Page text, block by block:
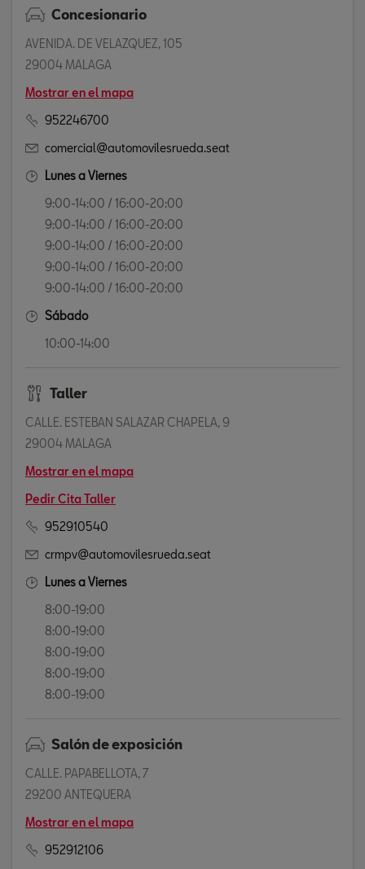
Concesionario
AVENIDA. DE VELAZQUEZ, 105
29004 MALAGA
Mostrar en el mapa
952246700
comercial@automovilesrueda.seat
Lunes a Viernes
9:00-14:00 / 16:00-20:00
9:00-14:00 / 16:00-20:00
9:00-14:00 / 16:00-20:00
9:00-14:00 / 16:00-20:00
9:00-14:00 / 16:00-20:00
Sábado
10:00-14:00
Taller
CALLE. ESTEBAN SALAZAR CHAPELA, 9
29004 MALAGA
Mostrar en el mapa
Pedir Cita Taller
952910540
crmpv@automovilesrueda.seat
Lunes a Viernes
8:00-19:00
8:00-19:00
8:00-19:00
8:00-19:00
8:00-19:00
Salón de exposición
CALLE. PAPABELLOTA, 7
29200 ANTEQUERA
Mostrar en el mapa
952912106